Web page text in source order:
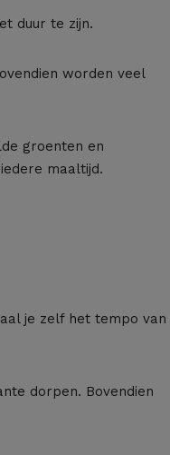
duur te zijn.
worden veel
groenten en
maaltijd.
je zelf het tempo van
dorpen. Bovendien